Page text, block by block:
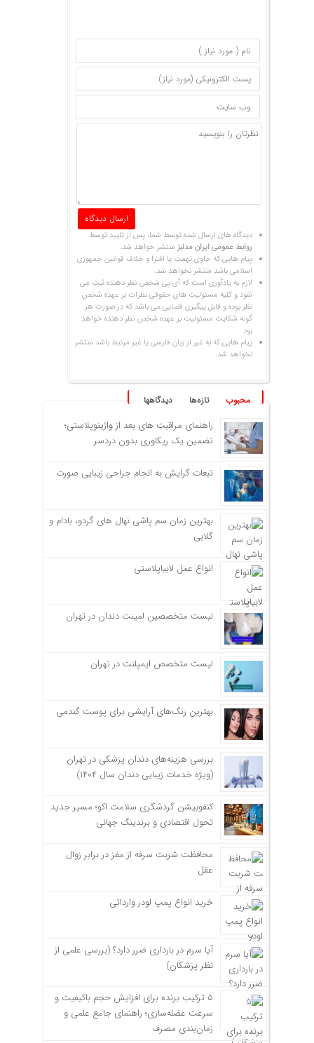
دیدگاه های ارسال شده توسط شما، پس از تایید توسط
روابط عمومی ایران مدلبز منتشر خواهد شد.
پیام هایی که حاوی تهمت یا افترا و خلاف قوانین جمهوری
اسلامی باشد منتشر نخواهد شد.
لازم به یادآوری است که آی پی شخص نظر دهنده ثبت می
شود و کلیه مسئولیت های حقوقی نظرات بر عهده شخص
نظر بوده و قابل پیگیری قضایی می باشد که در صورت هر
گونه شکایت مسئولیت بر عهده شخص نظر دهنده خواهد
بود.
پیام هایی که به غیر از زبان فارسی یا غیر مرتبط باشد منتشر
نخواهد شد.
محبوب تازه‌ها دیدگاهها
راهنمای مراقبت های بعد از واژینوپلاستی؛
تضمین یک ریکاوری بدون دردسر
تبعات گرایش به انجام جراحی زیبایی صورت
بهترین زمان سم پاشی نهال های گردو، بادام و
گلابی
انواع عمل لابیاپلاستی
لیست متخصصین لمینت دندان در تهران
لیست متخصص ایمپلنت در تهران
بهترین رنگ‌های آرایشی برای پوست گندمی
بررسی هزینه‌های دندان پزشکی در تهران
(ویژه خدمات زیبایی دندان سال ۱۴۰۴)
کنفوبیشن گردشگری سلامت اکو؛ مسیر جدید
تحول اقتصادی و برندینگ جهانی
محافظت شربت سرفه از مغز در برابر زوال
عقل
خرید انواع پمپ لودر وارداتی
آیا سرم در بارداری ضرر دارد؟ (بررسی علمی از
نظر پزشکان)
۵ ترکیب برنده برای افزایش حجم باکیفیت و
سرعت عضله‌سازی؛ راهنمای جامع علمی و
زمان‌بندی مصرف